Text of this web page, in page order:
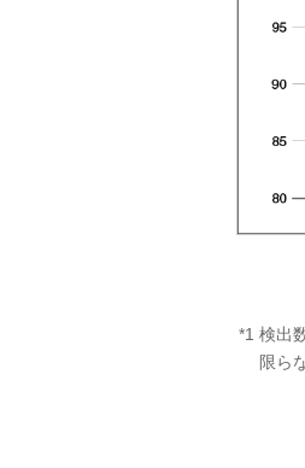
*1 検出
限ら